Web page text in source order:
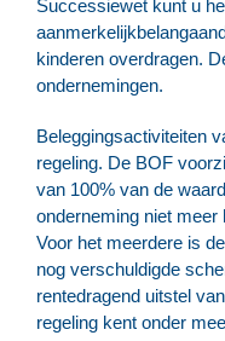
Successiewet kunt u
kinderen overdragen.
ondernemingen.
Beleggingsactiviteiten
regeling. De BOF
van 100% van de
onderneming niet meer
Voor het meerdere is
nog verschuldigde
rentedragend uitstel
regeling kent onder